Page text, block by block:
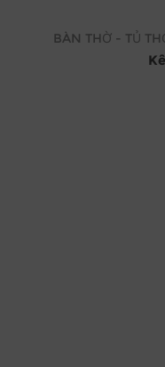
BÀN THỜ - TỦ